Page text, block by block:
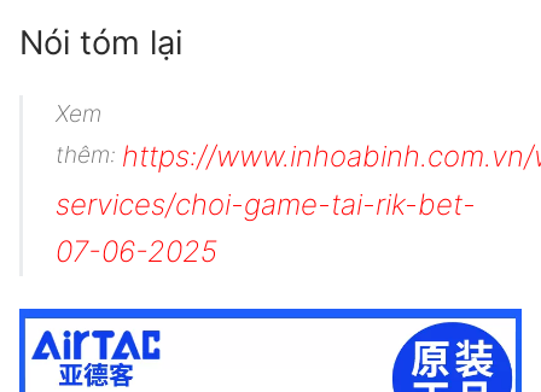
Nói tóm lại
Xem
thêm: https://
services/choi-game-tai-rik-bet-
07-06-2025